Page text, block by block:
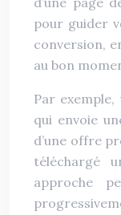
pour guider
conversion,
au bon
Par
qui envoie
d’une offre
téléchargé
approche